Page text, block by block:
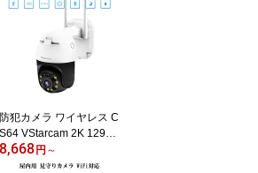
トカメラ 防犯カメラ PS
E 技適 6ヶ月保証
防犯カメラ ワイヤレス C
S64 VStarcam 2K 1296p
300万画素 夜でもフルカ
ラー録画 人体検知 動体
8,668円 ～